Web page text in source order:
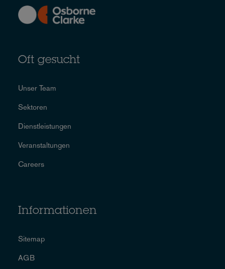
Oft gesucht
Unser Team
Sektoren
Dienstleistungen
Veranstaltungen
Careers
Informationen
Sitemap
AGB